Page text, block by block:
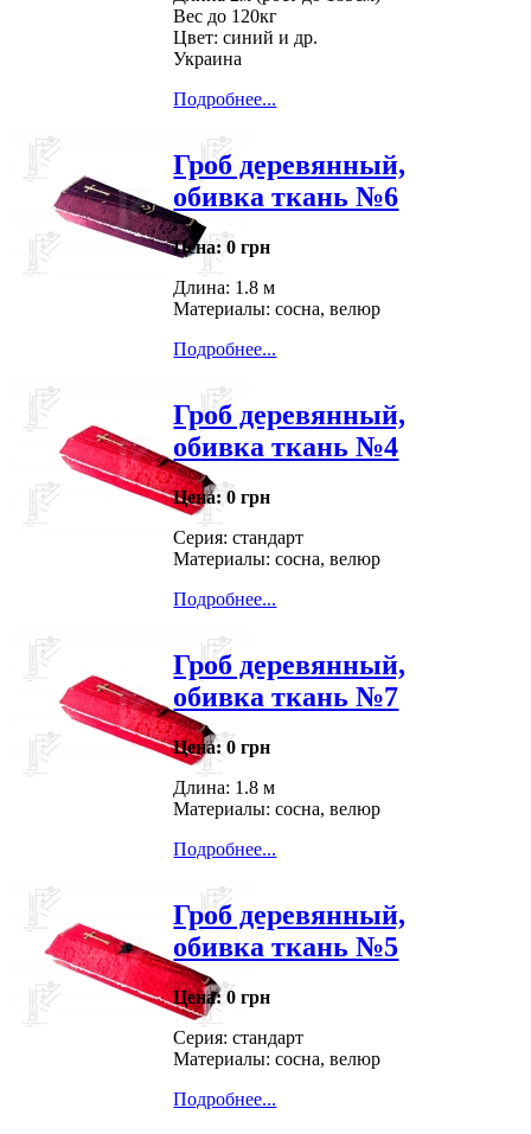
Вес до 120кг
Цвет: синий и др.
Украина
Подробнее...
Гроб деревянный,
обивка ткань №6
Цена: 0 грн
Длина: 1.8 м
Материалы: сосна, велюр
Подробнее...
Гроб деревянный,
обивка ткань №4
Цена: 0 грн
Серия: стандарт
Материалы: сосна, велюр
Подробнее...
Гроб деревянный,
обивка ткань №7
Цена: 0 грн
Длина: 1.8 м
Материалы: сосна, велюр
Подробнее...
Гроб деревянный,
обивка ткань №5
Цена: 0 грн
Серия: стандарт
Материалы: сосна, велюр
Подробнее...